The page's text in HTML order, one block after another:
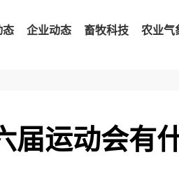
态 企业动态 畜牧科技 农业气
届运动会有